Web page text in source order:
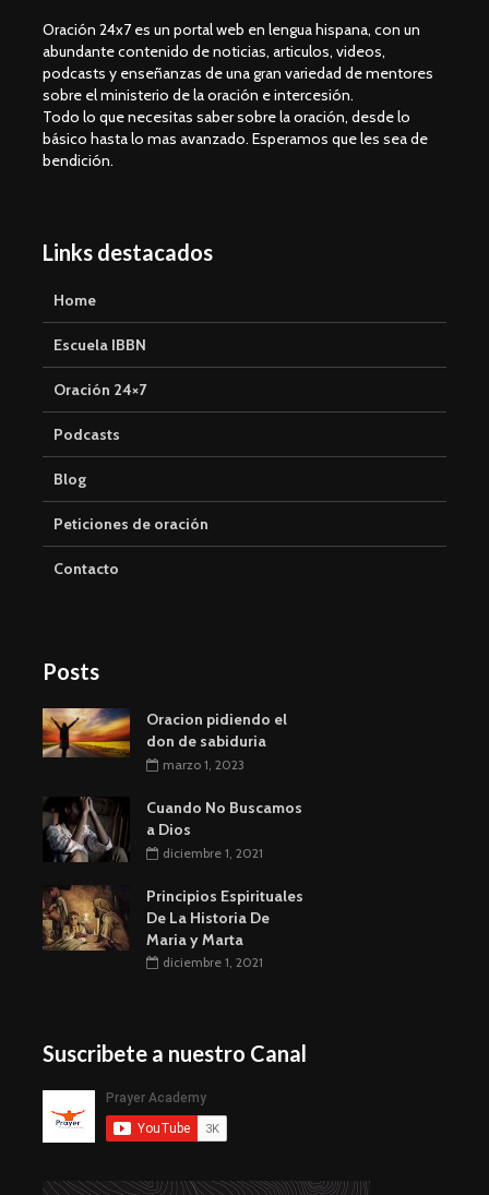
Oración 24x7 es un portal web en lengua hispana, con un
abundante contenido de noticias, articulos, videos,
podcasts y enseñanzas de una gran variedad de mentores
sobre el ministerio de la oración e intercesión.
Todo lo que necesitas saber sobre la oración, desde lo
básico hasta lo mas avanzado. Esperamos que les sea de
bendición.
Links destacados
Home
Escuela IBBN
Oración 24×7
Podcasts
Blog
Peticiones de oración
Contacto
Posts
Oracion pidiendo el
don de sabiduria
marzo 1, 2023
Cuando No Buscamos
a Dios
diciembre 1, 2021
Principios Espirituales
De La Historia De
Maria y Marta
diciembre 1, 2021
Suscribete a nuestro Canal